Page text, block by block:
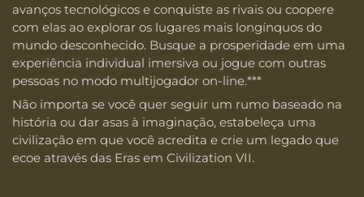
avanços tecnológicos e conquiste as rivais ou coopere
com elas ao explorar os lugares mais longínquos do
mundo desconhecido. Busque a prosperidade em uma
experiência individual imersiva ou jogue com outras
pessoas no modo multijogador on-line.***
Não importa se você quer seguir um rumo baseado na
história ou dar asas à imaginação, estabeleça uma
civilização em que você acredita e crie um legado que
ecoe através das Eras em Civilization VII.